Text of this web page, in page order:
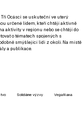
Ocásci se uskuteční ve uterý
určené lidem, kteří chtějí aktivně
aktivity v regionu nebo se chtějí do
o tématech spojených s
smýšlející lidi z okolí. Na místě
a publikace.
Solidárne výzvy VegaNana